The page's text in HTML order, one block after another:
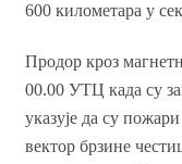
600 километара у
Продор кроз
00.00 УТЦ када су
указује да су
вектор брзине